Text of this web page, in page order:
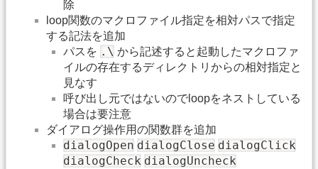
除
loop関数のマクロファイル指定を相対パスで指定
する記法を追加
パスを .\ から記述すると起動したマクロファ
イルの存在するディレクトリからの相対指定と
見なす
呼び出し元ではないのでloopをネストしている
場合は要注意
ダイアログ操作用の関数群を追加
dialogOpen dialogClose dialogClick
dialogCheck dialogUncheck